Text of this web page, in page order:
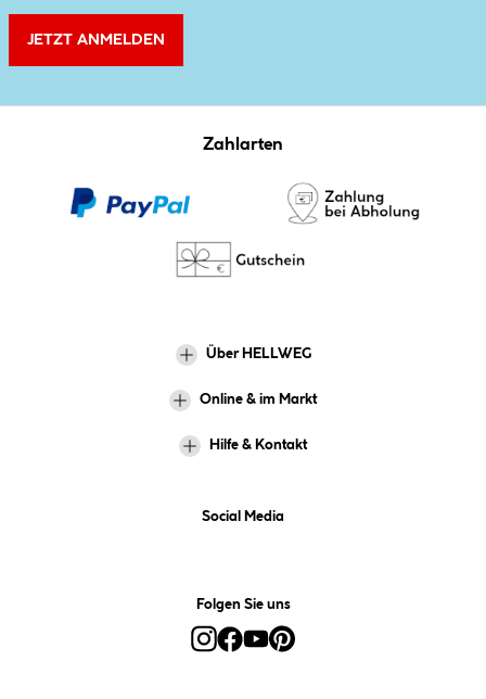
JETZT ANMELDEN
Zahlarten
Über HELLWEG
Online & im Markt
Hilfe & Kontakt
Social Media
Folgen Sie uns